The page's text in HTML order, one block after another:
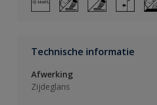
Technische informatie
Afwerking
Zijdeglans